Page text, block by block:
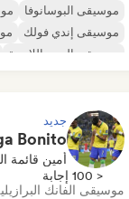
موسيقى البوسانوفا
موسيقى إندي فولك
موسيقى البوب اللاتينية
جديد
Bonito
أمين قائمة
< 100 إجابة
موسيقى الفانك